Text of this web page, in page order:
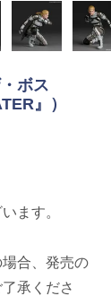
ボス
』）
ます。
合、発売の
承くださ